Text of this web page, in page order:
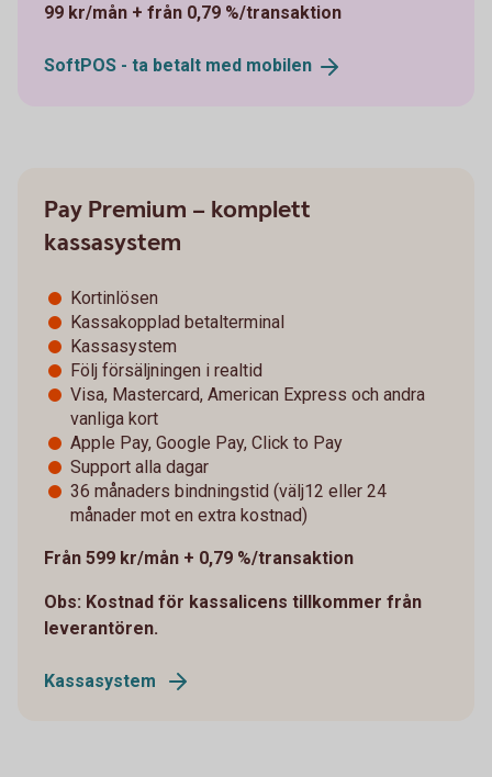
99 kr/mån + från 0,79 %/transaktion
SoftPOS - ta betalt med mobilen
Pay Premium – komplett
kassasystem
Kortinlösen
Kassakopplad betalterminal
Kassasystem
Följ försäljningen i realtid
Visa, Mastercard, American Express och andra
vanliga kort
Apple Pay, Google Pay, Click to Pay
Support alla dagar
36 månaders bindningstid (välj12 eller 24
månader mot en extra kostnad)
Från 599 kr/mån + 0,79 %/transaktion
Obs: Kostnad för kassalicens tillkommer från
leverantören.
Kassasystem